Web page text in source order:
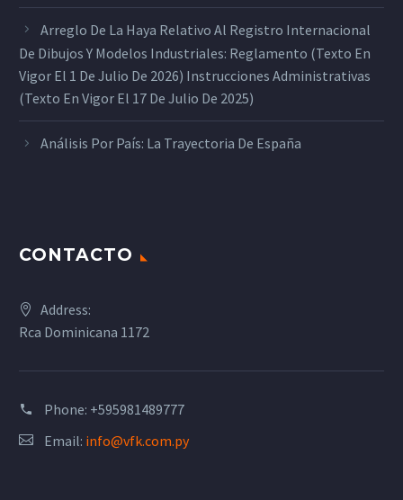
Arreglo De La Haya Relativo Al Registro Internacional
De Dibujos Y Modelos Industriales: Reglamento (texto En
Vigor El 1 De Julio De 2026) Instrucciones Administrativas
(texto En Vigor El 17 De Julio De 2025)
Análisis Por País: La Trayectoria De España
CONTACTO
Address:
Rca Dominicana 1172
Phone: +595981489777
Email: info@vfk.com.py